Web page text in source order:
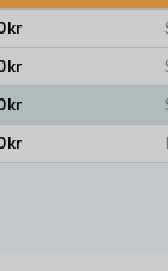
kr
kr
kr
kr